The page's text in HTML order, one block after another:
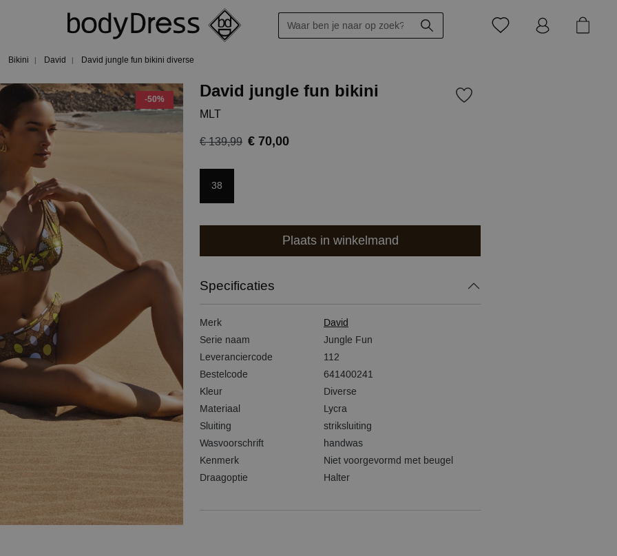
Bikini David David jungle fun bikini diverse
-50% David jungle fun bikini
MLT
€ 139,99 € 70,00
38
Plaats in winkelmand
Specificaties
Merk
David
Serie naam
Jungle Fun
Leveranciercode
112
Bestelcode
641400241
Kleur
Diverse
Materiaal
Lycra
Sluiting
striksluiting
Wasvoorschrift
handwas
Kenmerk
Niet voorgevormd met beugel
Draagoptie
Halter